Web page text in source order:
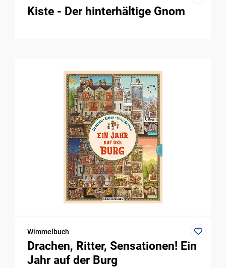
Kiste - Der hinterhältige Gnom
Wimmelbuch
Drachen, Ritter, Sensationen! Ein
Jahr auf der Burg